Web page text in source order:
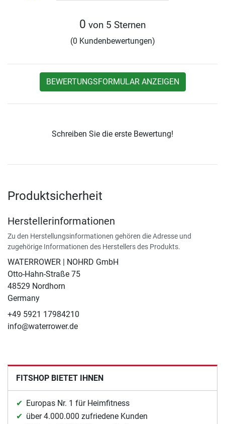
0 von 5 Sternen
(0 Kundenbewertungen)
BEWERTUNGSFORMULAR ANZEIGEN
Schreiben Sie die erste Bewertung!
Produktsicherheit
Herstellerinformationen
Zu den Herstellungsinformationen gehören die Adresse und
zugehörige Informationen des Herstellers des Produkts.
WATERROWER | NOHRD GmbH
Otto-Hahn-Straße 75
48529 Nordhorn
Germany
+49 5921 17984210
info@waterrower.de
FITSHOP BIETET IHNEN
Europas Nr. 1 für Heimfitness
über 4.000.000 zufriedene Kunden